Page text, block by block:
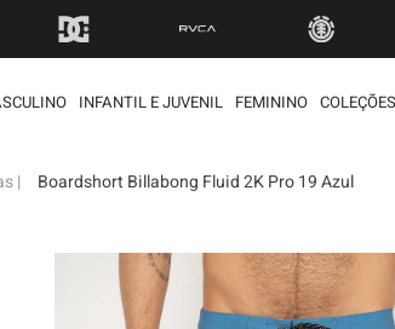
INFANTIL E JUVENIL FEMININO COLEÇÕES
Boardshort Billabong Fluid 2K Pro 19 Azul
termos mais
2
regata
boné